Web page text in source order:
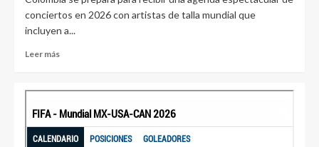
conciertos en 2026 con artistas de talla mundial que
incluyen a...
Leer más